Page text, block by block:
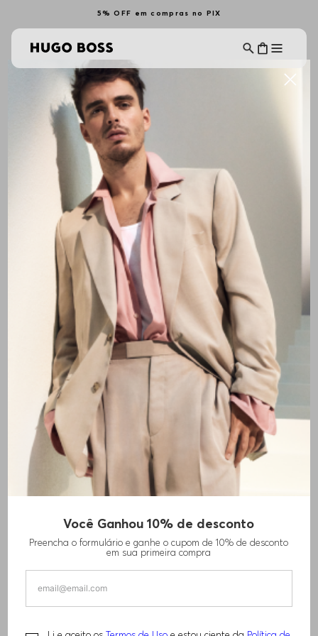
5% OFF em compras no PIX
Você Ganhou 10% de desconto
Preencha o formulário e ganhe o cupom de 10% de desconto
em sua primeira compra
TÊNIS BECKHAM X BOSS EM COURO
GRANULADO
R$ 2.760,00